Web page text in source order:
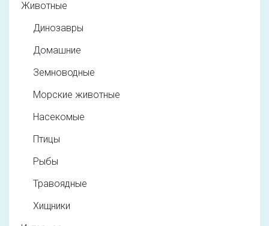
Животные
Динозавры
Домашние
Земноводные
Морские животные
Насекомые
Птицы
Рыбы
Травоядные
Хищники